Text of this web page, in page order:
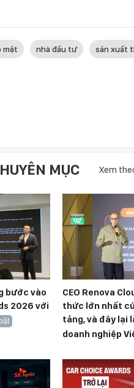
mật nhà đầu tư sản xuất
MỤC Xem
bước vào
2026 với
CEO Renova
thức lớn nhất
tảng, và đây lại
doanh nghiệp